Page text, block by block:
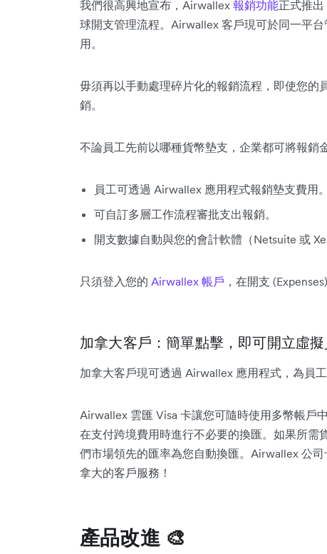
我們很高興地宣布，Airwallex 報銷功能正式推
球開支管理流程。Airwallex 客戶現可於同一平
用。
毋須再以手動處理碎片化的報銷流程，即使您的
銷。
不論員工先前以哪種貨幣墊支，企業都可將報銷
員工可透過 Airwallex 應用程式報銷墊支費用。
可自訂多層工作流程審批支出報銷。
開支數據自動與您的會計軟體（Netsuite 或
只須登入您的 Airwallex 帳戶 ，在開支
加拿大客戶：簡單點擊，即可開立虛
加拿大客戶現可透過 Airwallex 應用程式，為員
Airwallex 雲匯 Visa 卡讓您可隨時使用多幣帳戶
在支付跨境費用時進行不必要的換匯。如果所
們市場領先的匯率為您自動換匯。Airwallex 公
拿大的客戶服務！
產品改進 🎨